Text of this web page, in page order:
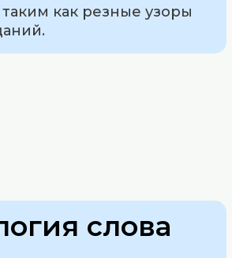
таким как резные узоры
слова